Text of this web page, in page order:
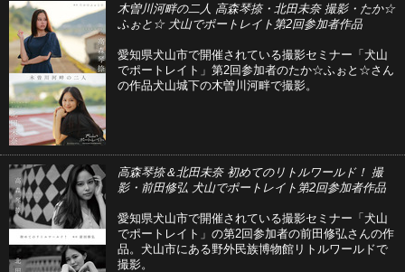
木曽川河畔の二人 高森琴捺・北田未奈 撮影・たか☆
ふぉと☆ 犬山でポートレイト第2回参加者作品
愛知県犬山市で開催されている撮影セミナー「犬山
でポートレイト」第2回参加者のたか☆ふぉと☆さん
の作品犬山城下の木曽川河畔で撮影。
高森琴捺＆北田未奈 初めてのリトルワールド！ 撮
影・前田修弘 犬山でポートレイト第2回参加者作品
愛知県犬山市で開催されている撮影セミナー「犬山
でポートレイト」の第2回参加者の前田修弘さんの作
品。犬山市にある野外民族博物館リトルワールドで
撮影。